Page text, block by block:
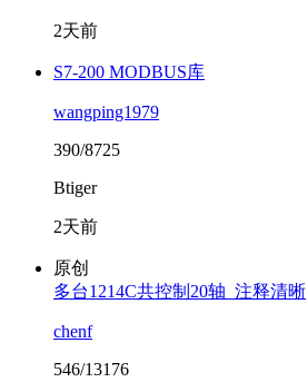
2天前
S7-200 MODBUS库
wangping1979
390/8725
Btiger
2天前
原创
多台1214C共控制20轴_注释清晰
chenf
546/13176